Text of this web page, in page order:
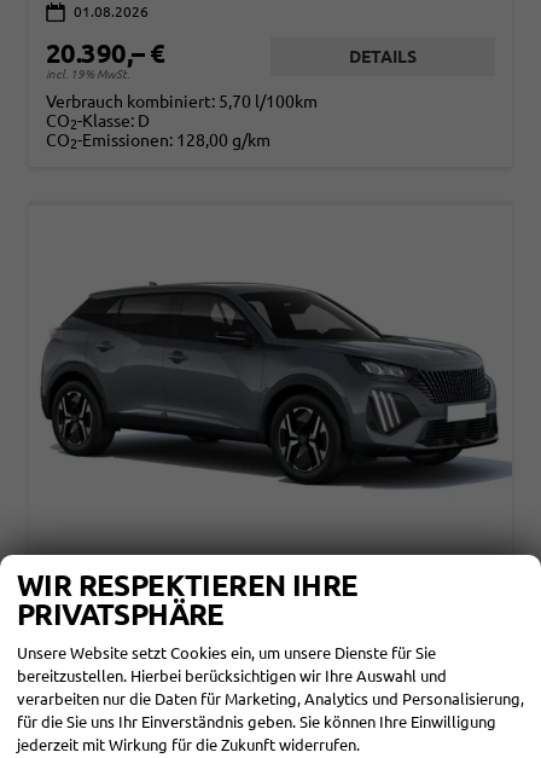
01.08.2026
20.390,– €
incl. 19% MwSt.
DETAILS
Verbrauch kombiniert: 5,70 l/100km
CO2-Klasse: D
CO2-Emissionen: 128,00 g/km
unverbindliche Lieferzeit:30.09.2026
Fahrzeugnr. 866796 Getriebe Schaltgetriebe
Kraftstoff Benzin Außenfarbe Selenium Grau Metallic
Leistung 74 kW (101 PS) Kilometerstand
25 km
01.08.2026
WIR RESPEKTIEREN IHRE
PRIVATSPHÄRE
Unsere Website setzt Cookies ein, um unsere Dienste für Sie
bereitzustellen. Hierbei berücksichtigen wir Ihre Auswahl und
verarbeiten nur die Daten für Marketing, Analytics und Personalisierung,
für die Sie uns Ihr Einverständnis geben. Sie können Ihre Einwilligung
jederzeit mit Wirkung für die Zukunft widerrufen.